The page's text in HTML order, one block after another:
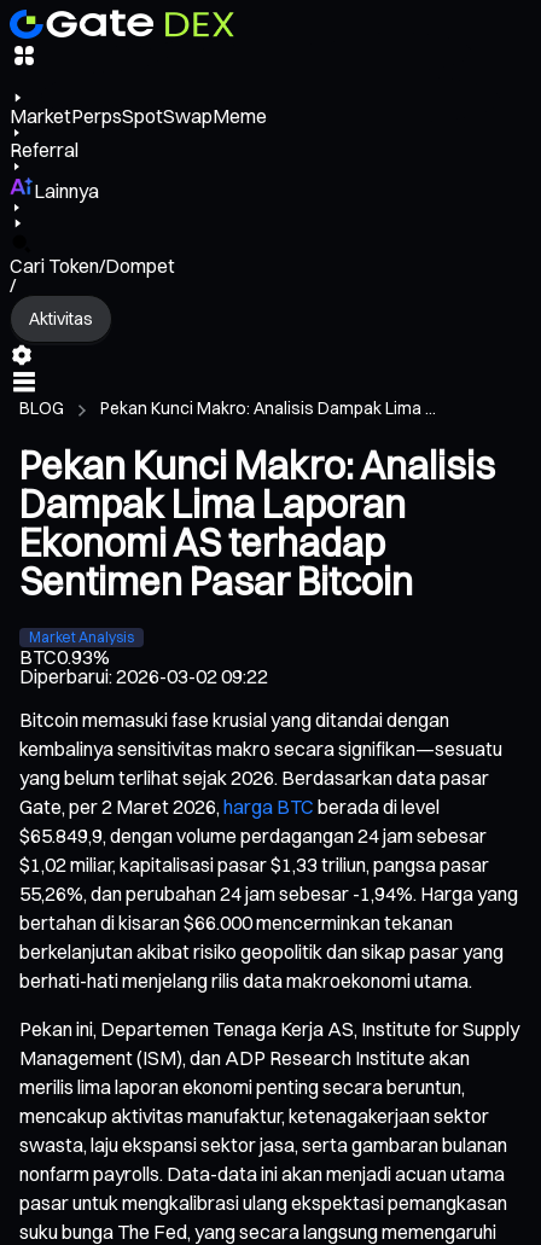
MarketPerpsSpotSwapMeme
Referral
Lainnya
Cari Token/Dompet
/
Aktivitas
BLOG Pekan Kunci Makro: Analisis Dampak Lima ...
Pekan Kunci Makro: Analisis
Dampak Lima Laporan
Ekonomi AS terhadap
Sentimen Pasar Bitcoin
Market Analysis
BTC0.93%
Diperbarui:2026-03-02 09:22
Bitcoin memasuki fase krusial yang ditandai dengan
kembalinya sensitivitas makro secara signifikan—sesuatu
yang belum terlihat sejak 2026. Berdasarkan data pasar
Gate, per 2 Maret 2026, harga BTC berada di level
$65.849,9, dengan volume perdagangan 24 jam sebesar
$1,02 miliar, kapitalisasi pasar $1,33 triliun, pangsa pasar
55,26%, dan perubahan 24 jam sebesar -1,94%. Harga yang
bertahan di kisaran $66.000 mencerminkan tekanan
berkelanjutan akibat risiko geopolitik dan sikap pasar yang
berhati-hati menjelang rilis data makroekonomi utama.
Pekan ini, Departemen Tenaga Kerja AS, Institute for Supply
Management (ISM), dan ADP Research Institute akan
merilis lima laporan ekonomi penting secara beruntun,
mencakup aktivitas manufaktur, ketenagakerjaan sektor
swasta, laju ekspansi sektor jasa, serta gambaran bulanan
nonfarm payrolls. Data-data ini akan menjadi acuan utama
pasar untuk mengkalibrasi ulang ekspektasi pemangkasan
suku bunga The Fed, yang secara langsung memengaruhi